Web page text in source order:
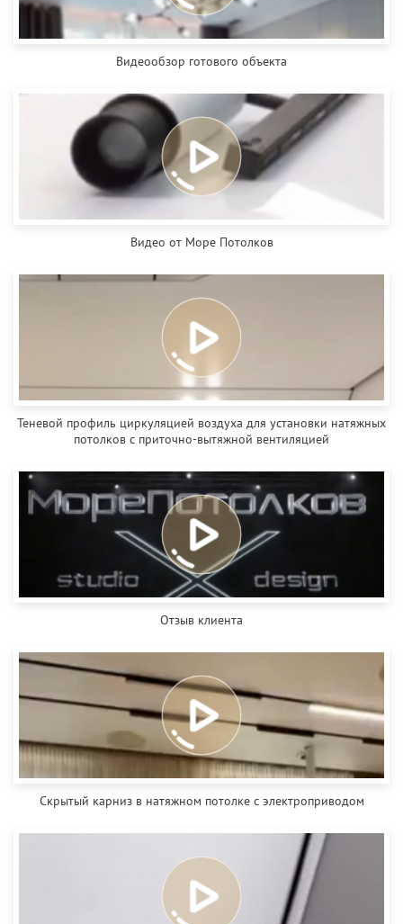
Видеообзор готового объекта
Видео от Море Потолков
Теневой профиль циркуляцией воздуха для установки натяжных
потолков с приточно-вытяжной вентиляцией
Отзыв клиента
Скрытый карниз в натяжном потолке с электроприводом